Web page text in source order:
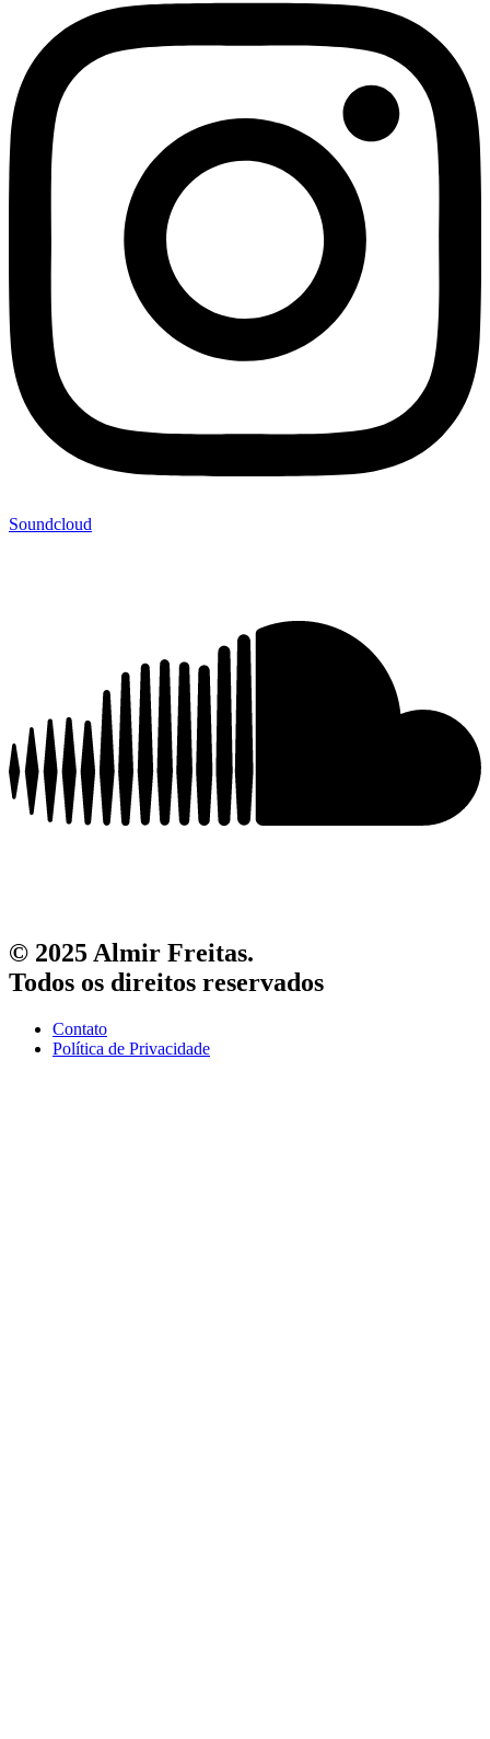
Soundcloud
© 2025 Almir Freitas.
Todos os direitos reservados
Contato
Política de Privacidade